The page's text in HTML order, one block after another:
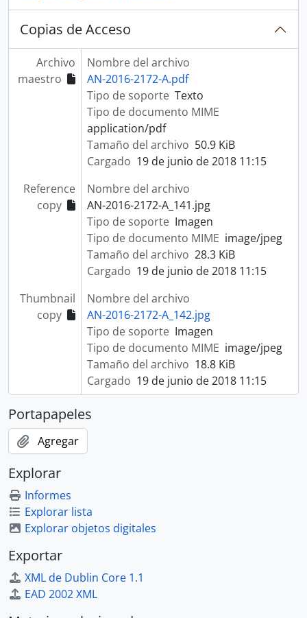
Copias de Acceso
Archivo
maestro
Nombre del archivo
AN-2016-2172-A.pdf
Tipo de soporte Texto
Tipo de documento MIME
application/pdf
Tamaño del archivo 50.9 KiB
Cargado 19 de junio de 2018 11:15
Reference
copy
Nombre del archivo
AN-2016-2172-A_141.jpg
Tipo de soporte Imagen
Tipo de documento MIME image/jpeg
Tamaño del archivo 28.3 KiB
Cargado 19 de junio de 2018 11:15
Thumbnail
copy
Nombre del archivo
AN-2016-2172-A_142.jpg
Tipo de soporte Imagen
Tipo de documento MIME image/jpeg
Tamaño del archivo 18.8 KiB
Cargado 19 de junio de 2018 11:15
Portapapeles
Agregar
Explorar
Informes
Explorar lista
Explorar objetos digitales
Exportar
XML de Dublin Core 1.1
EAD 2002 XML